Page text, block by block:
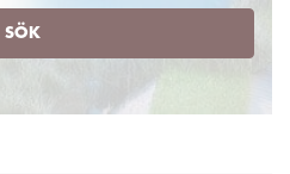
SÖK